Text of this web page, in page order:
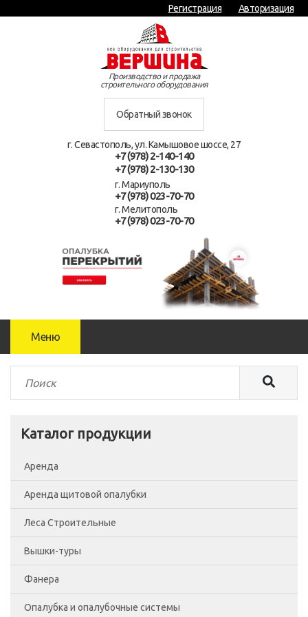
Регистрация Авторизация
Производство и продажа
строительного оборудования
Обратный звонок
г. Севастополь, ул. Камышовое шоссе, 27
+7 (978) 2-140-140
+7 (978) 2-130-130
г. Мариуполь
+7 (978) 023-70-70
г. Мелитополь
+7 (978) 023-70-70
Меню
Каталог продукции
Аренда
Аренда щитовой опалубки
Леса Строительные
Леса рамные
Помосты
Сетка фасадная
Вышки-туры
Вышка-тура ВСП-250/0.7
Вышка-тура ВСП-250/1.2
Фанера
Фанера Россия
Опалубка и опалубочные системы